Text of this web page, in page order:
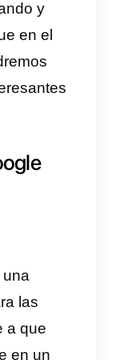
en 2017
de
a
desde la
de Google.
que los
nombre de
la
de My
disfrutar de